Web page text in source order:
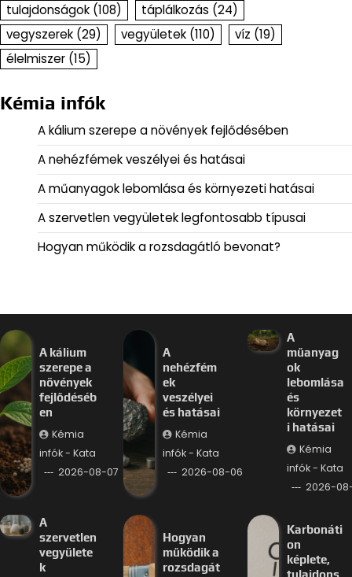
tulajdonságok (108) táplálkozás (24)
vegyszerek (29) vegyületek (110) víz (19)
élelmiszer (15)
Kémia infók
A kálium szerepe a növények fejlődésében
A nehézfémek veszélyei és hatásai
A műanyagok lebomlása és környezeti hatásai
A szervetlen vegyületek legfontosabb típusai
Hogyan működik a rozsdagátló bevonat?
A kálium
szerepe a
növények
fejlődéséb
en
Kémia
infók - Kata
2026-08-07
A
nehézfém
ek
veszélyei
és hatásai
Kémia
infók - Kata
2026-08-06
A
műanyag
ok
lebomlása
és
környezet
i hatásai
Kémia
infók - Kata
2026-
A
szervetlen
vegyülete
k
Hogyan
működik a
rozsdagát
Karbonáti
on
képlete,